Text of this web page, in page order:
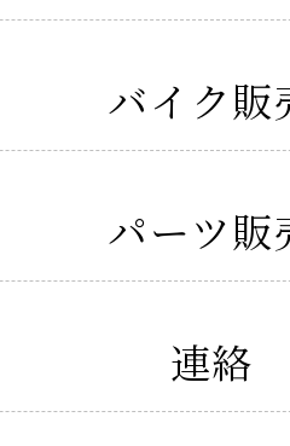
バイク販
パーツ販
連絡